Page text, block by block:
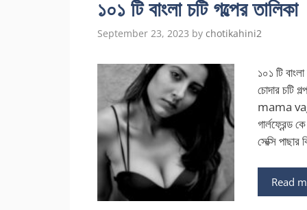
১০১ টি বাংলা চটি গল্পের তালিকা
September 23, 2023 by chotikahini2
১০১ টি
চোদার চটি
mama
সেক্সি
Read